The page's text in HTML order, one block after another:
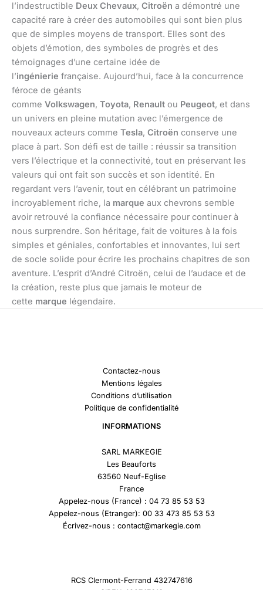
l’indestructible Deux Chevaux, Citroën a démontré une
capacité rare à créer des automobiles qui sont bien plus
que de simples moyens de transport. Elles sont des
objets d’émotion, des symboles de progrès et des
témoignages d’une certaine idée de
l’ingénierie française. Aujourd’hui, face à la concurrence
féroce de géants
comme Volkswagen, Toyota, Renault ou Peugeot, et dans
un univers en pleine mutation avec l’émergence de
nouveaux acteurs comme Tesla, Citroën conserve une
place à part. Son défi est de taille : réussir sa transition
vers l’électrique et la connectivité, tout en préservant les
valeurs qui ont fait son succès et son identité. En
regardant vers l’avenir, tout en célébrant un patrimoine
incroyablement riche, la marque aux chevrons semble
avoir retrouvé la confiance nécessaire pour continuer à
nous surprendre. Son héritage, fait de voitures à la fois
simples et géniales, confortables et innovantes, lui sert
de socle solide pour écrire les prochains chapitres de son
aventure. L’esprit d’André Citroën, celui de l’audace et de
la création, reste plus que jamais le moteur de
cette marque légendaire.
Contactez-nous
Mentions légales
Conditions d’utilisation
Politique de confidentialité
INFORMATIONS
SARL MARKEGIE
Les Beauforts
63560 Neuf-Eglise
France
Appelez-nous (France) : 04 73 85 53 53
Appelez-nous (Etranger): 00 33 473 85 53 53
Écrivez-nous : contact@markegie.com
RCS Clermont-Ferrand 432747616